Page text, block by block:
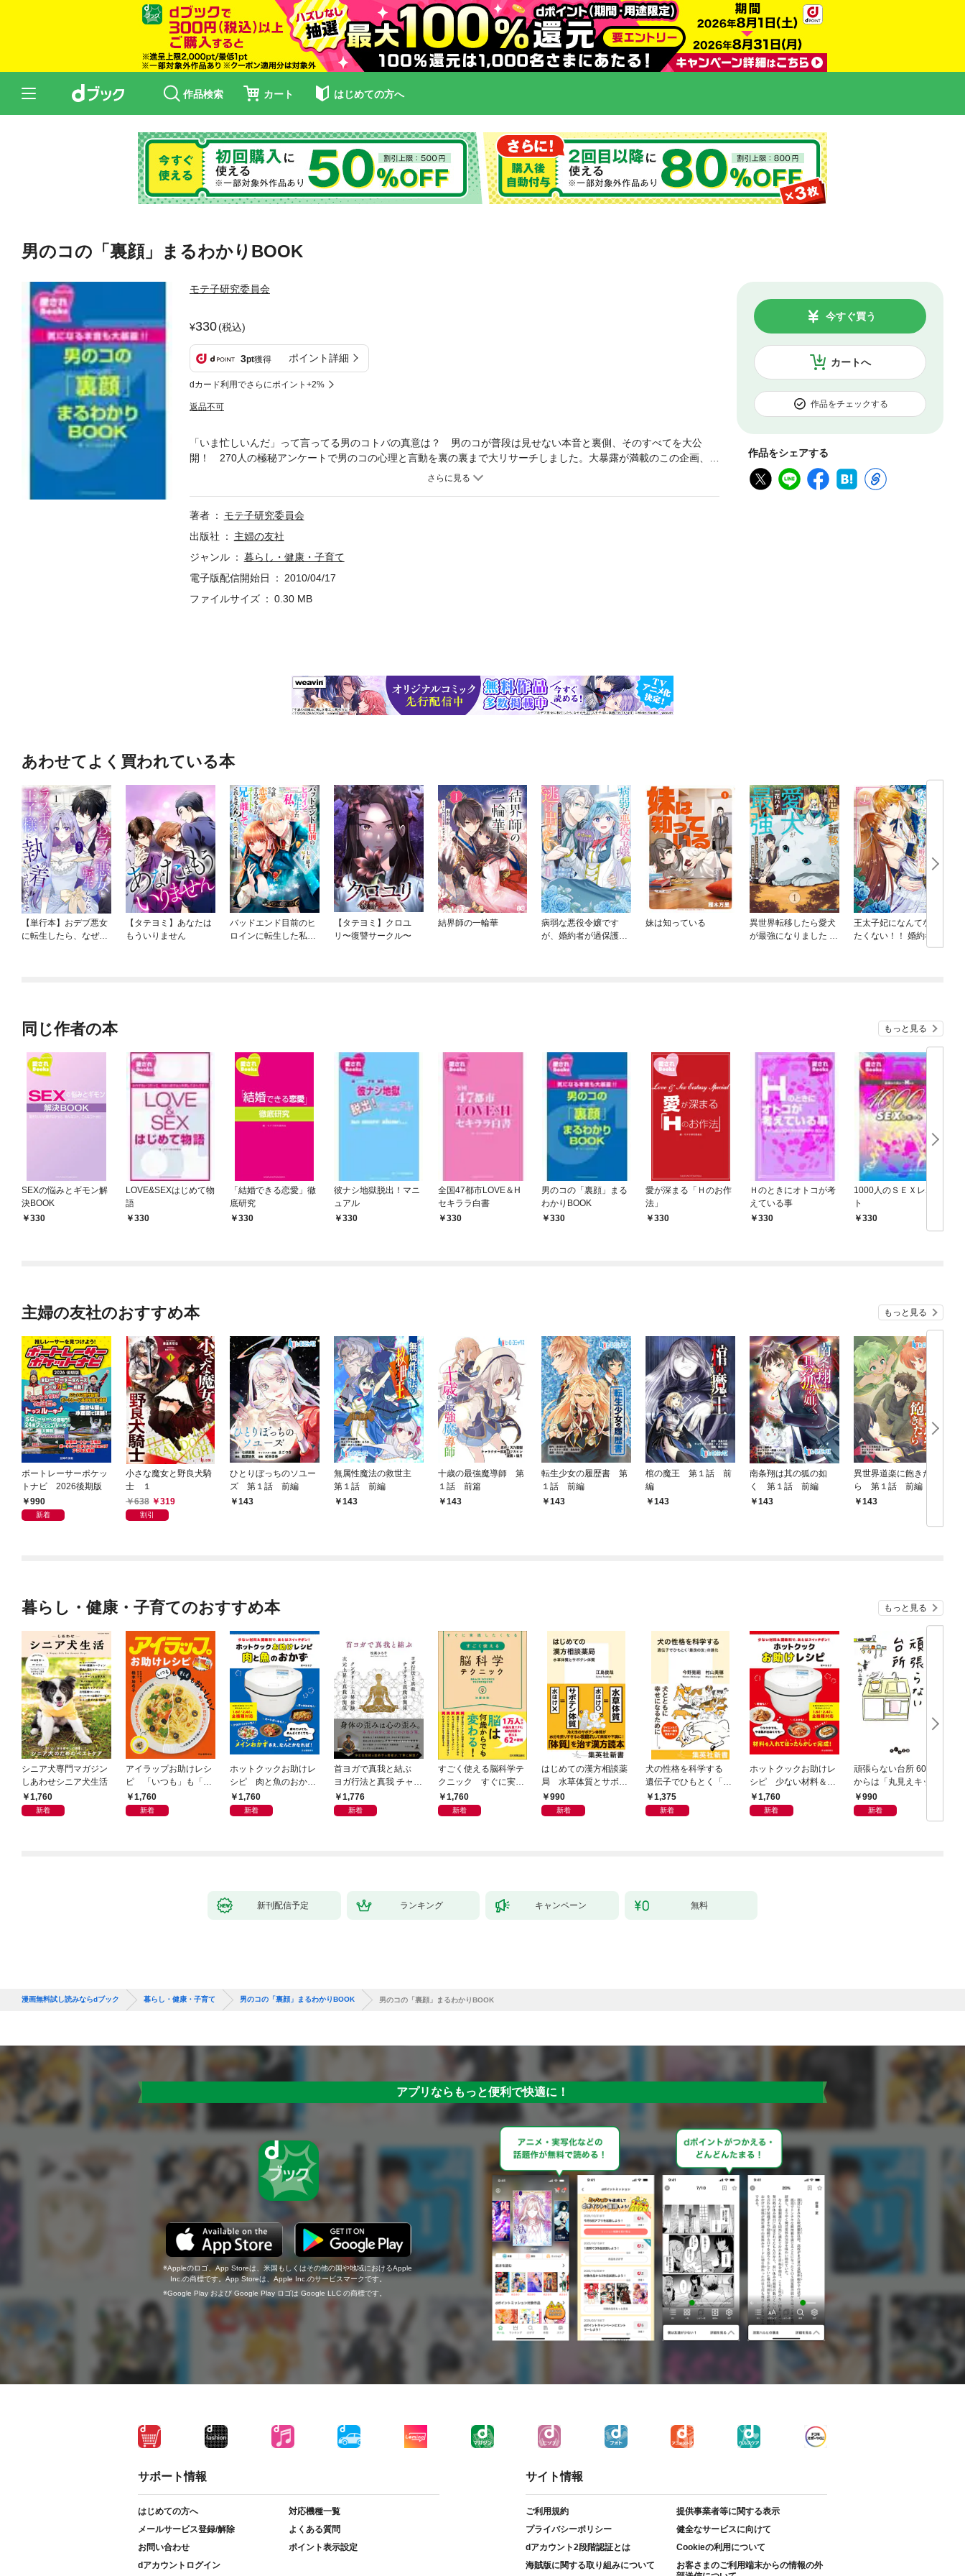
作品検索 カート はじめての方へ
男のコの「裏顔」まるわかりBOOK
モテ子研究委員会
330(税込)
3pt獲得 ポイント詳細
dカード利用でさらにポイント+2%
返品不可
カートへ
今すぐ買う
作品をチェックする
作品をシェアする
「いま忙しいんだ」って言ってる男のコトバの真意は？ 男のコが普段は見せない本音と裏側、そのすべてを大公
開！ 270人の極秘アンケートで男のコの心理と言動を裏の裏まで大リサーチしました。大暴露が満載のこの企画、読
著者
モテ子研究委員会
出版社
主婦の友社
ジャンル
暮らし・健康・子育て
電子版配信開始日
2010/04/17
ファイルサイズ
0.30 MB
あわせてよく買われている本
【単行本】おデブ悪女
に転生したら、なぜか
【タテヨミ】あなたは
もういりません
バッドエンド目前のヒ
ロインに転生した私、
【タテヨミ】クロユ
リ〜復讐サークル〜
結界師の一輪華
病弱な悪役令嬢です
が、婚約者が過保護す
妹は知っている
異世界転移したら愛犬
が最強になりました ～
王太子妃になんてなり
たくない！！ 婚約者編
同じ作者の本 もっと見る
SEXの悩みとギモン解
決BOOK
330
LOVE&SEXはじめて物
語
330
「結婚できる恋愛」徹
底研究
330
彼ナシ地獄脱出！マニ
ュアル
330
全国47都市LOVE＆H
セキララ白書
330
男のコの「裏顔」まる
わかりBOOK
330
愛が深まる「Ｈのお作
法」
330
Ｈのときにオトコが考
えている事
330
1000人のＳＥＸレポー
ト
330
主婦の友社のおすすめ本 もっと見る
ボートレーサーポケッ
トナビ 2026後期版
990
新着
小さな魔女と野良犬騎
士 １
638
319
割引
ひとりぼっちのソユー
ズ 第１話 前編
143
無属性魔法の救世主
第１話 前編
143
十歳の最強魔導師 第
１話 前篇
143
転生少女の履歴書 第
１話 前編
143
棺の魔王 第１話 前
編
143
南条翔は其の狐の如
く 第１話 前編
143
異世界道楽に飽きた
ら 第１話 前編
143
暮らし・健康・子育てのおすすめ本 もっと見る
シニア犬専門マガジン
しあわせシニア犬生活
1,760
新着
アイラップお助けレシ
ピ 「いつも」も「も
しも」もおいしい！
1,760
新着
ホットクックお助けレ
シピ 肉と魚のおか
ず 少ない材料＆調味
料で、あとはスイッチ
1,760
新着
首ヨガで真我と結ぶ
ヨガ行法と真我 チャク
ラと真我の関係 クンダ
リーニ上昇体験 次元上
1,776
新着
すごく使える脳科学テ
クニック すぐに実践
したくなる
1,760
新着
はじめての漢方相談薬
局 水草体質とサボテ
ン体質
990
新着
犬の性格を科学する
遺伝子でひもとく「最
良の友」の進化
1,375
新着
ホットクックお助けレ
シピ 少ない材料＆調
味料で、あとはスイッ
チポン！
1,760
新着
頑張らない台所 60歳
からは「丸見えキッチ
ン」でラクしておいし
い
990
新着
新刊配信予定 ランキング キャンペーン 無料
漫画無料試し読みならdブック 暮らし・健康・子育て 男のコの「裏顔」まるわかりBOOK 男のコの「裏顔」まるわかりBOOK
アプリならもっと便利で快適に！
Appleのロゴ、App Storeは、米国もしくはその他の国や地域におけるApple
Inc.の商標です。App Storeは、Apple Inc.のサービスマークです。
Google Play および Google Play ロゴは Google LLC の商標です。
サポート情報
はじめての方へ
対応機種一覧
メールサービス登録/解除
よくある質問
お問い合わせ
ポイント表示設定
dアカウントログイン
サイト情報
ご利用規約
提供事業者等に関する表示
プライバシーポリシー
健全なサービスに向けて
dアカウント2段階認証とは
Cookieの利用について
海賊版に関する取り組みについて
お客さまのご利用端末からの情報の外